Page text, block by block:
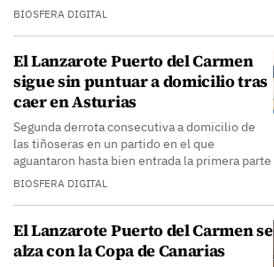
BIOSFERA DIGITAL
El Lanzarote Puerto del Carmen
sigue sin puntuar a domicilio tras
caer en Asturias
Segunda derrota consecutiva a domicilio de
las tiñoseras en un partido en el que
aguantaron hasta bien entrada la primera parte
BIOSFERA DIGITAL
El Lanzarote Puerto del Carmen se
alza con la Copa de Canarias